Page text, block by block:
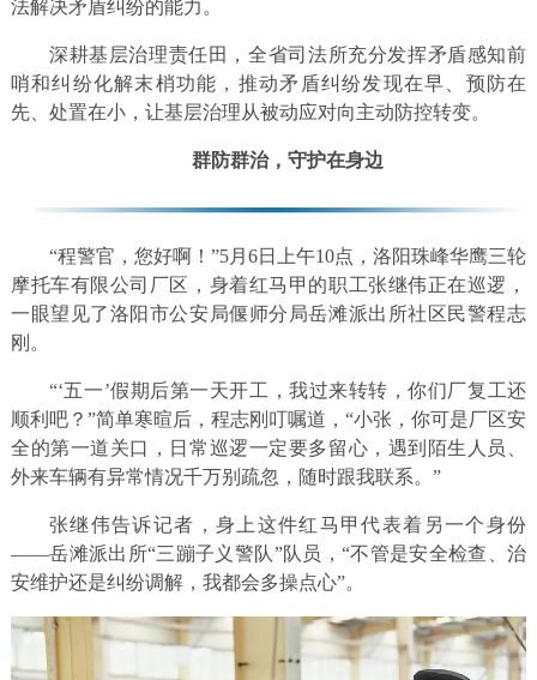
法解决矛盾纠纷的能力。
深耕基层治理责任田，全省司法所充分发挥矛盾感知前
哨和纠纷化解末梢功能，推动矛盾纠纷发现在早、预防在
先、处置在小，让基层治理从被动应对向主动防控转变。
群防群治，守护在身边
“程警官，您好啊！”5月6日上午10点，洛阳珠峰华鹰三轮
摩托车有限公司厂区，身着红马甲的职工张继伟正在巡逻，
一眼望见了洛阳市公安局偃师分局岳滩派出所社区民警程志
刚。
“‘五一’假期后第一天开工，我过来转转，你们厂复工还
顺利吧？”简单寒暄后，程志刚叮嘱道，“小张，你可是厂区安
全的第一道关口，日常巡逻一定要多留心，遇到陌生人员、
外来车辆有异常情况千万别疏忽，随时跟我联系。”
张继伟告诉记者，身上这件红马甲代表着另一个身份
——岳滩派出所“三蹦子义警队”队员，“不管是安全检查、治
安维护还是纠纷调解，我都会多操点心”。